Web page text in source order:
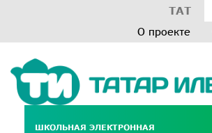
ТАТ
О проекте
ШКОЛЬНАЯ ЭЛЕКТРОННАЯ